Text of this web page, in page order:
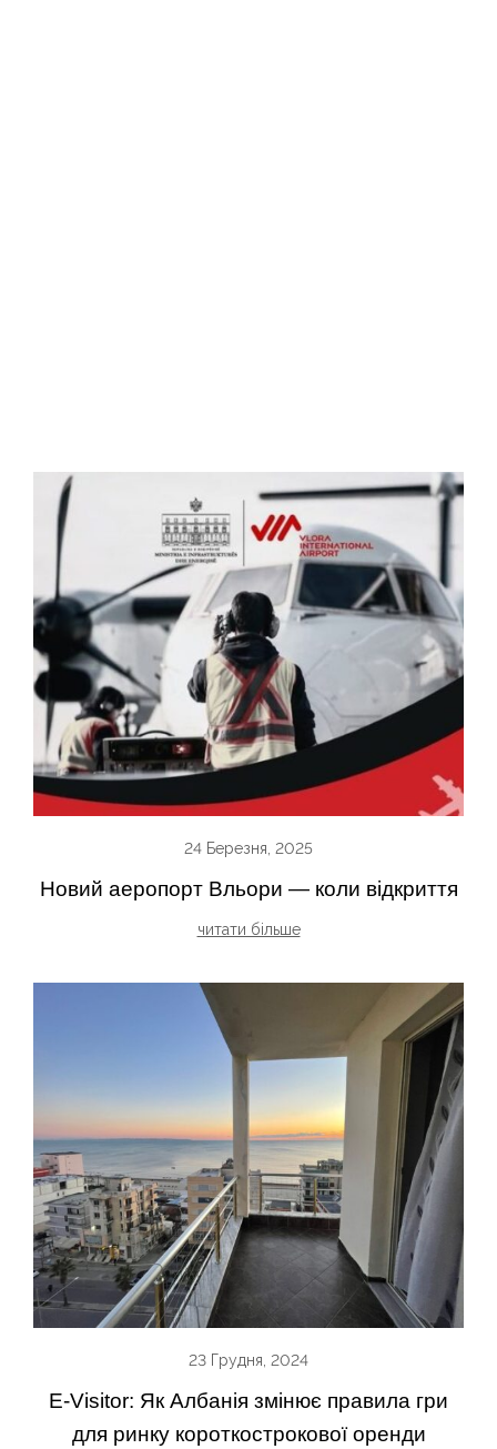
24 Березня, 2025
Новий аеропорт Вльори — коли відкриття
читати більше
23 Грудня, 2024
E-Visitor: Як Албанія змінює правила гри
для ринку короткострокової оренди